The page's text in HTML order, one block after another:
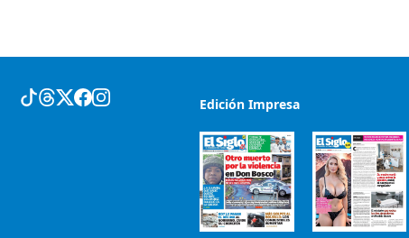
Portada del impreso del 6 de agosto de 2026